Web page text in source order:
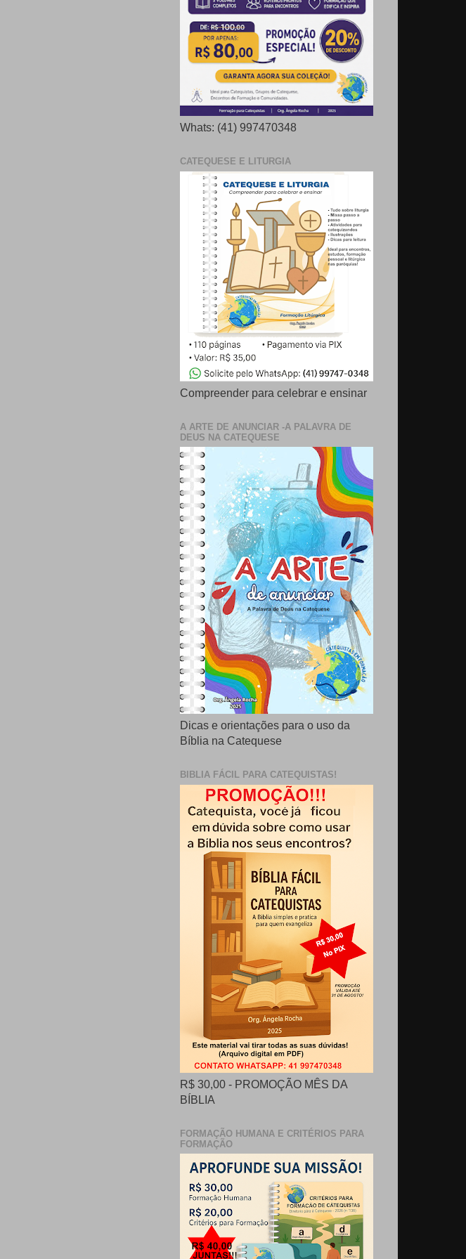
Whats: (41) 997470348
CATEQUESE E LITURGIA
Compreender para celebrar e ensinar
A ARTE DE ANUNCIAR -A PALAVRA DE
DEUS NA CATEQUESE
Dicas e orientações para o uso da
Bíblia na Catequese
BIBLIA FÁCIL PARA CATEQUISTAS!
R$ 30,00 - PROMOÇÃO MÊS DA
BÍBLIA
FORMAÇÃO HUMANA E CRITÉRIOS PARA
FORMAÇÃO